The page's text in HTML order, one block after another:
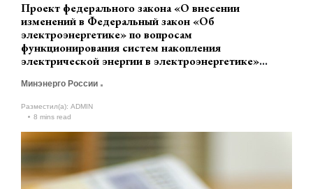
Проект федерального закона «О внесении
изменений в Федеральный закон «Об
электроэнергетике» по вопросам
функционирования систем накопления
электрической энергии в электроэнергетике»
Минэнерго России
Разместил(а): ADMIN
8 mins read